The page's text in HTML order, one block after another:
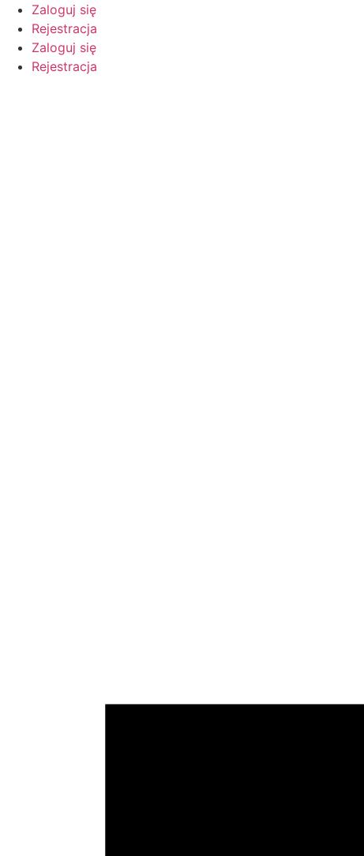
Przejdź
treści
Zaloguj się
Rejestracja
Zaloguj się
Rejestracja